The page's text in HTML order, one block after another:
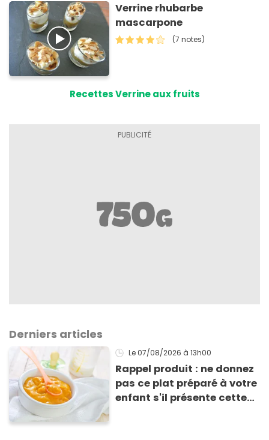
Verrine rhubarbe
mascarpone
(7 notes)
Recettes Verrine aux fruits
Derniers articles
Le 07/08/2026 à 13h00
Rappel produit : ne donnez
pas ce plat préparé à votre
enfant s'il présente cette